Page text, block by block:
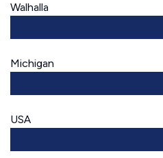
Walhalla
Michigan
USA